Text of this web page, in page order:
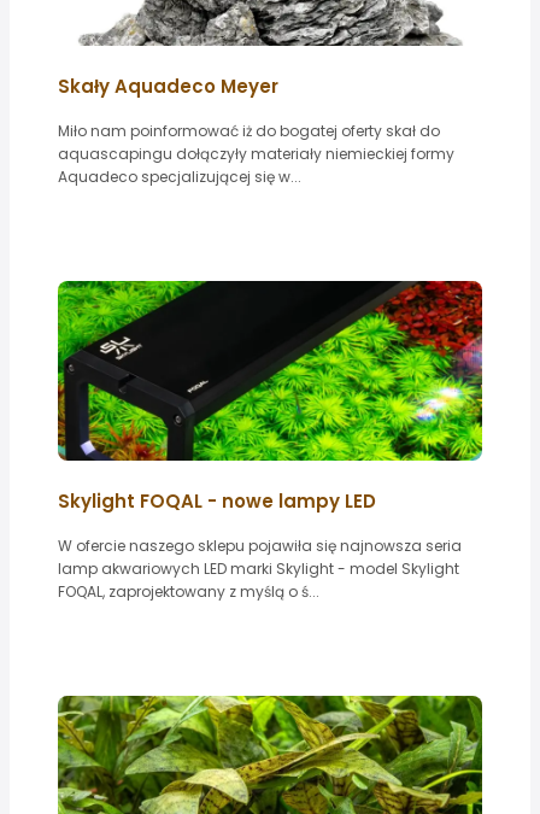
Skały Aquadeco Meyer
Miło nam poinformować iż do bogatej oferty skał do
aquascapingu dołączyły materiały niemieckiej formy
Aquadeco specjalizującej się w...
Skylight FOQAL - nowe lampy LED
W ofercie naszego sklepu pojawiła się najnowsza seria
lamp akwariowych LED marki Skylight - model Skylight
FOQAL, zaprojektowany z myślą o ś...